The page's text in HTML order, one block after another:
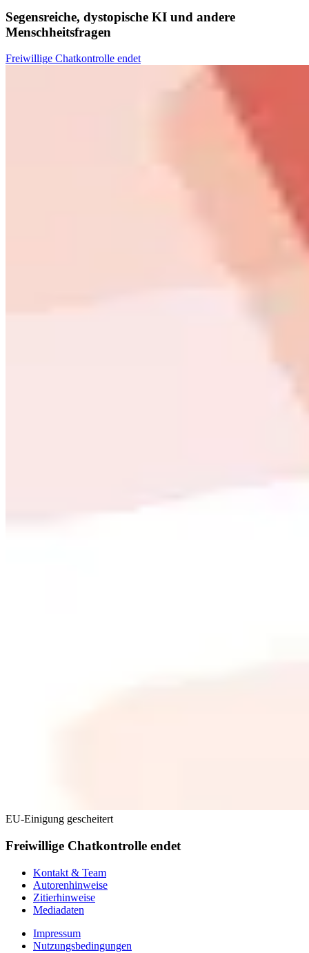
Segensreiche, dystopische KI und andere
Menschheitsfragen
Freiwillige Chatkontrolle endet
EU-Einigung gescheitert
Freiwillige Chatkontrolle endet
Kontakt & Team
Autorenhinweise
Zitierhinweise
Mediadaten
Impressum
Nutzungsbedingungen